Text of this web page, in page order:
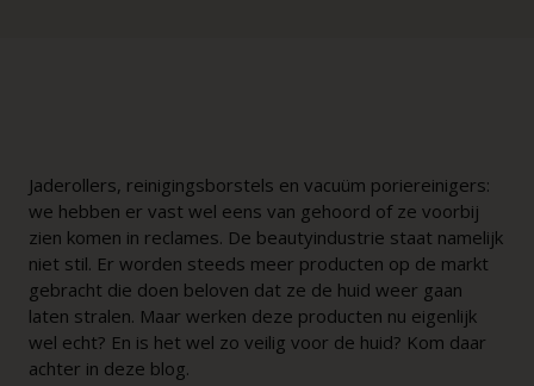
Jaderollers, reinigingsborstels en vacuüm poriereinigers:
we hebben er vast wel eens van gehoord of ze voorbij
zien komen in reclames. De beautyindustrie staat namelijk
niet stil. Er worden steeds meer producten op de markt
gebracht die doen beloven dat ze de huid weer gaan
laten stralen. Maar werken deze producten nu eigenlijk
wel echt? En is het wel zo veilig voor de huid? Kom daar
achter in deze blog.